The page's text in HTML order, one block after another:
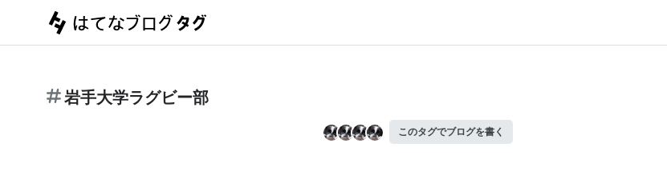
岩手大学ラグビー部
このタグでブログを書く